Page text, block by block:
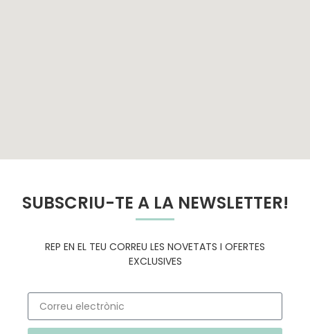
SUBSCRIU-TE A LA NEWSLETTER!
REP EN EL TEU CORREU LES NOVETATS I OFERTES
EXCLUSIVES